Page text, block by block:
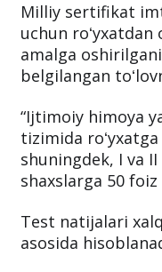
Milliy sertifikat
uchun roʻyxatdan
amalga
belgilangan
“Ijtimoiy himoya
tizimida
shuningdek, I va
shaxslarga 50
Test natijalari
asosida